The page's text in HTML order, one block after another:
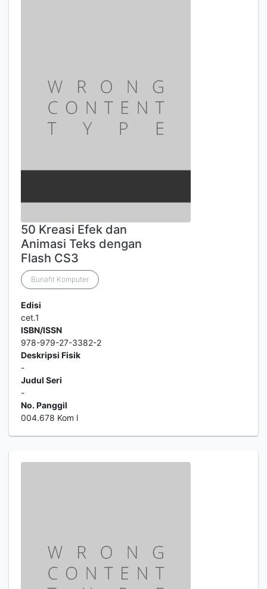
50 Kreasi Efek dan
Animasi Teks dengan
Flash CS3
Bunafit Komputer
Edisi
cet.1
ISBN/ISSN
978-979-27-3382-2
Deskripsi Fisik
-
Judul Seri
-
No. Panggil
004.678 Kom l